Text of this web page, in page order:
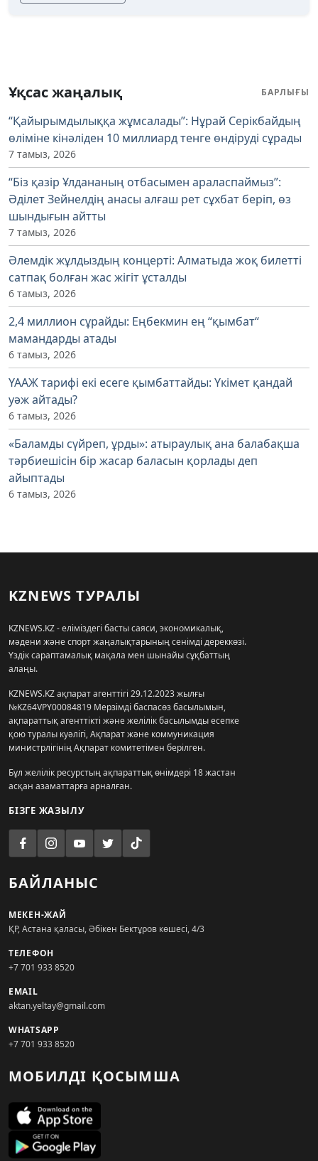
Ұқсас жаңалық БАРЛЫҒЫ
“Қайырымдылыққа жұмсалады”: Нұрай Серікбайдың
өліміне кінәліден 10 миллиард тенге өндіруді сұрады
7 тамыз, 2026
“Біз қазір Ұлдананың отбасымен араласпаймыз”:
Әділет Зейнелдің анасы алғаш рет сұхбат беріп, өз
шындығын айтты
7 тамыз, 2026
Әлемдік жұлдыздың концерті: Алматыда жоқ билетті
сатпақ болған жас жігіт ұсталды
6 тамыз, 2026
2,4 миллион сұрайды: Еңбекмин ең “қымбат“
мамандарды атады
6 тамыз, 2026
ҮААЖ тарифі екі есеге қымбаттайды: Үкімет қандай
уәж айтады?
6 тамыз, 2026
«Баламды сүйреп, ұрды»: атыраулық ана балабақша
тәрбиешісін бір жасар баласын қорлады деп
айыптады
6 тамыз, 2026
KZNEWS ТУРАЛЫ
KZNEWS.KZ - еліміздегі басты саяси, экономикалық,
мәдени және спорт жаңалықтарының сенімді дереккөзі.
Үздік сараптамалық мақала мен шынайы сұқбаттың
алаңы.
KZNEWS.KZ ақпарат агенттігі 29.12.2023 жылғы
№KZ64VPY00084819 Мерзімді баспасөз басылымын,
ақпараттық агенттікті және желілік басылымды есепке
қою туралы куәлігі, Ақпарат және коммуникация
министрлігінің Ақпарат комитетімен берілген.
Бұл желілік ресурстың ақпараттық өнімдері 18 жастан
асқан азаматтарға арналған.
БІЗГЕ ЖАЗЫЛУ
БАЙЛАНЫС
МЕКЕН-ЖАЙ
ҚР, Астана қаласы, Әбікен Бектұров көшесі, 4/3
ТЕЛЕФОН
+7 701 933 8520
EMAIL
aktan.yeltay@gmail.com
WHATSAPP
+7 701 933 8520
МОБИЛДІ ҚОСЫМША